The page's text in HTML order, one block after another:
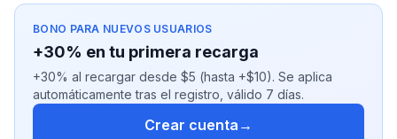
BONO PARA NUEVOS USUARIOS
+30% en tu primera recarga
+30% al recargar desde $5 (hasta +$10). Se aplica
automáticamente tras el registro, válido 7 días.
Crear cuenta →